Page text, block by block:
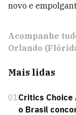
novo e
Acompanhe
Orlando
Mais lidas
01Critics
o Brasil